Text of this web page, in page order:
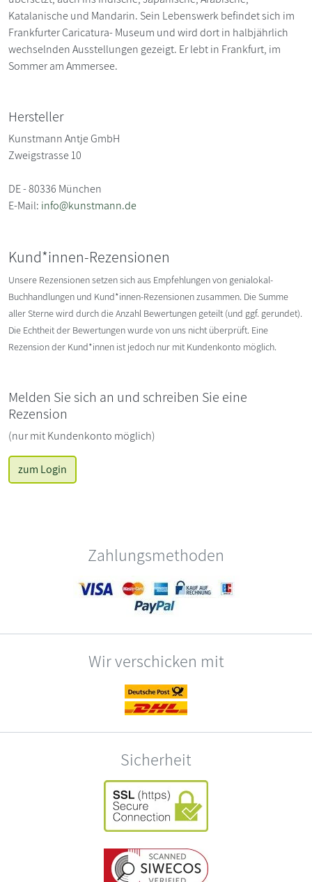
Katalanische und Mandarin. Sein Lebenswerk befindet sich im
Frankfurter Caricatura- Museum und wird dort in halbjährlich
wechselnden Ausstellungen gezeigt. Er lebt in Frankfurt, im
Sommer am Ammersee.
Hersteller
Kunstmann Antje GmbH
Zweigstrasse 10
DE - 80336 München
E-Mail: info@kunstmann.de
Kund*innen-Rezensionen
Unsere Rezensionen setzen sich aus Empfehlungen von genialokal-
Buchhandlungen und Kund*innen-Rezensionen zusammen. Die Summe
aller Sterne wird durch die Anzahl Bewertungen geteilt (und ggf. gerundet).
Die Echtheit der Bewertungen wurde von uns nicht überprüft. Eine
Rezension der Kund*innen ist jedoch nur mit Kundenkonto möglich.
Melden Sie sich an und schreiben Sie eine
Rezension
(nur mit Kundenkonto möglich)
zum Login
Zahlungsmethoden
Wir verschicken mit
Sicherheit